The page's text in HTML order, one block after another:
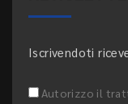
Iscrivendoti
Autorizzo il